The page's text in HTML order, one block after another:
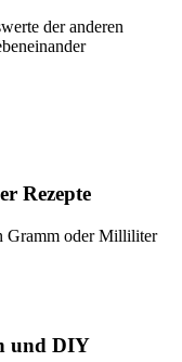
der anderen
Rezepte
Gramm oder Milliliter
und DIY